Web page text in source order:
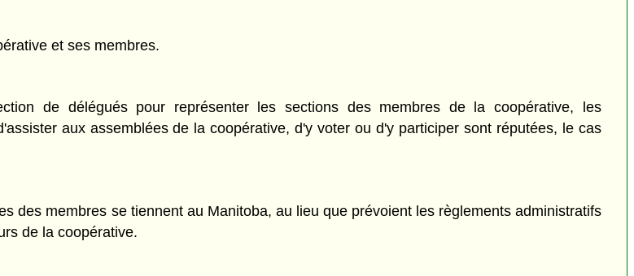
et ses membres.
de délégués pour représenter les sections des membres de la coopérative, les
aux assemblées de la coopérative, d'y voter ou d'y participer sont réputées, le cas
des membres se tiennent au Manitoba, au lieu que prévoient les règlements administratifs
de la coopérative.